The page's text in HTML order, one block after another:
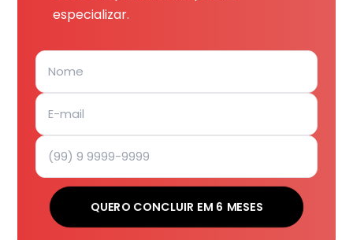
especializar.
QUERO CONCLUIR EM 6 MESES